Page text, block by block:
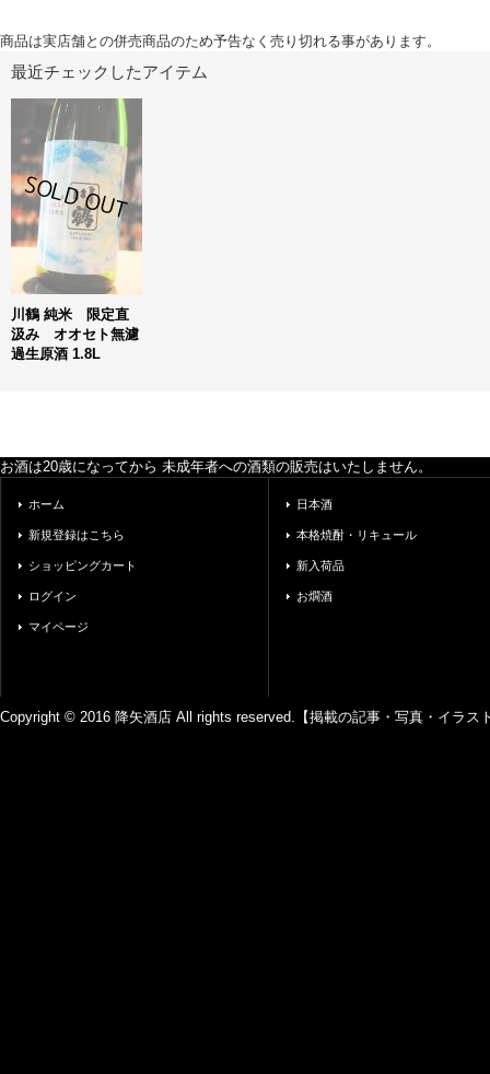
商品は実店舗との併売商品のため予告なく売り切れる事があります。
最近チェックしたアイテム
川鶴 純米 限定直
汲み オオセト無濾
過生原酒 1.8L
お酒は20歳になってから 未成年者への酒類の販売はいたしません。
ホーム
新規登録はこちら
ショッピングカート
ログイン
マイページ
日本酒
本格焼酎・リキュール
新入荷品
お燗酒
Copyright © 2016 降矢酒店 All rights reserved.【掲載の記事・写真・イラス